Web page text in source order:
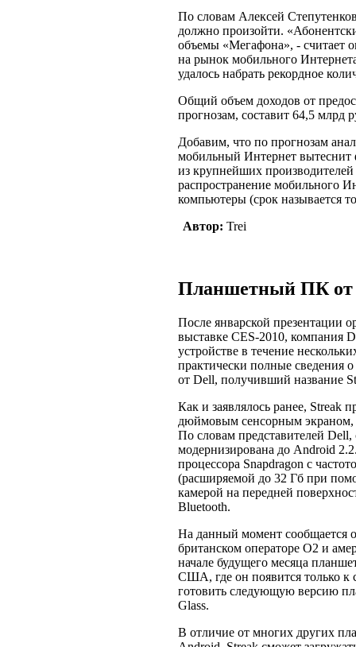
По словам Алексей
должно произойти.
объемы «Мегафона», - считает
на рынок мобильного
удалось набрать рекордное
Общий объем доходов от
прогнозам, составит 64,5 млрд
Добавим, что по прогнозам
мобильный Интернет
из крупнейших
распространение мобильного
компьютеры (срок называется
Автор: Trei
Планшетный ПК от
После январской презентации
выставке CES-2010, компания
устройстве в течение
практически полные сведения
от Dell, получивший название
Как и заявлялось ранее, Streak
дюймовым сенсорным
По словам представителей Dell,
модернизирована до Android
процессора Snapdragon с
(расширяемой до 32 Гб при
камерой на передней
Bluetooth.
На данный момент сообщается
британском операторе O2 и
начале будущего месяца
США, где он появится только к
готовить следующую версию
Glass.
В отличие от многих других